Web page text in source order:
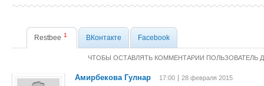
Restbee 1 ВКонтакте Facebook
ЧТОБЫ ОСТАВЛЯТЬ КОММЕНТАРИИ
Амирбекова Гулнар 17:00 28 февраля 2015